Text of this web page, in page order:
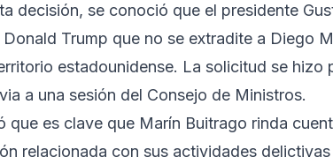
decisión, se conoció que el presidente
Trump que no se extradite a Diego
estadounidense. La solicitud se hizo
a una sesión del Consejo de Ministros.
que es clave que Marín Buitrago rinda
relacionada con sus actividades